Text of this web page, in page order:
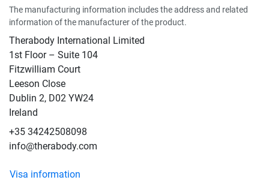
The manufacturing information includes the address and related
information of the manufacturer of the product.
Therabody International Limited
1st Floor – Suite 104
Fitzwilliam Court
Leeson Close
Dublin 2, D02 YW24
Ireland
+35 34242508098
info@therabody.com
Visa information